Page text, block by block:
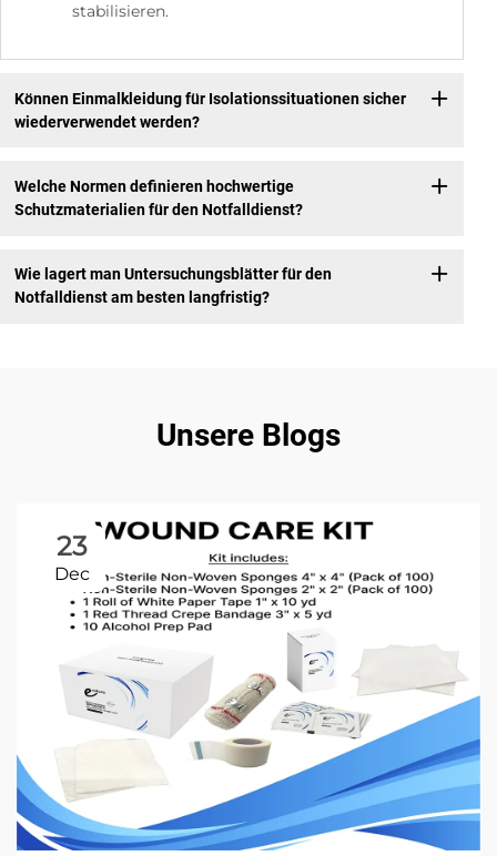
stabilisieren.
Können Einmalkleidung für Isolationssituationen sicher
wiederverwendet werden?
Welche Normen definieren hochwertige
Schutzmaterialien für den Notfalldienst?
Wie lagert man Untersuchungsblätter für den
Notfalldienst am besten langfristig?
Unsere Blogs
23
Dec